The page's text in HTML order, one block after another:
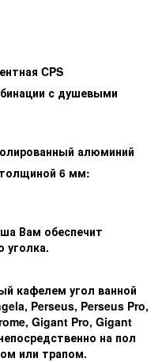
CPS
с душевыми
алюминий
толщиной 6 мм:
Вам обеспечит
уголка.
кафелем угол ванной
Perseus, Perseus Pro,
Gigant Pro, Gigant
на пол
или трапом.